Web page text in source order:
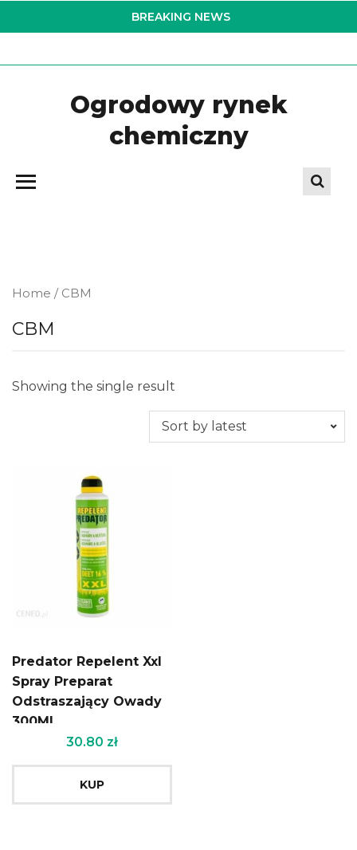
to
BREAKING NEWS
Ogrodowy rynek
chemiczny
Home / CBM
CBM
Showing the single result
Predator Repelent Xxl
Spray Preparat
Odstraszający Owady
300Ml
30.80 zł
KUP